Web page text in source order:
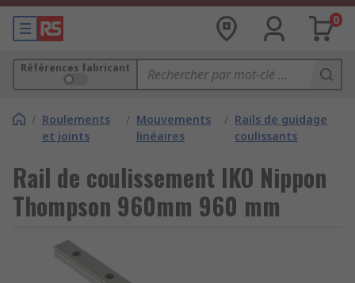
0
Références fabricant
/ Roulements
et joints
/ Mouvements
linéaires
/ Rails de guidage
coulissants
Rail de coulissement IKO Nippon
Thompson 960mm 960 mm